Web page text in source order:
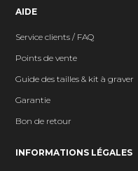
AIDE
Service clients / FAQ
Points de vente
Guide des tailles & kit à graver
Garantie
Bon de retour
INFORMATIONS LÉGALES